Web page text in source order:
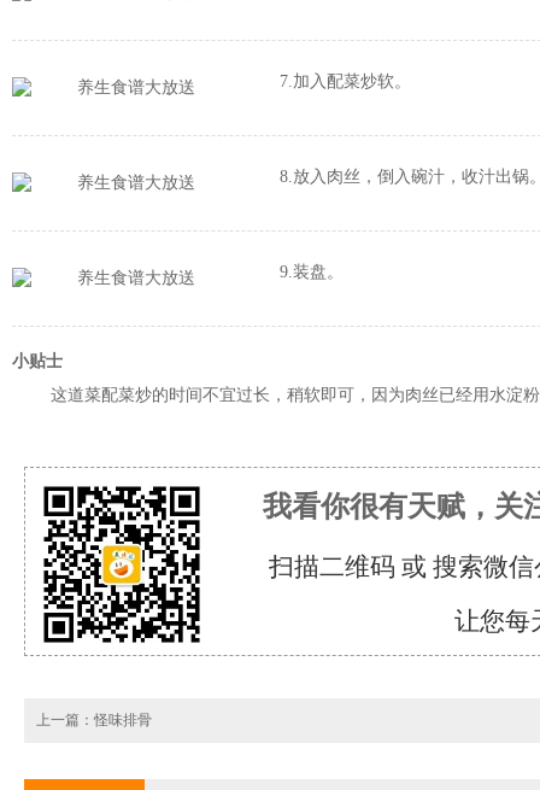
7.加入配菜炒软。
8.放入肉丝，倒入碗汁，收汁出锅
9.装盘。
小贴士
这道菜配菜炒的时间不宜过长，稍软即可，因为肉丝已经用水淀粉
我看你很有天赋，关
扫描二维码 或 搜索微
让您每
上一篇： 怪味排骨